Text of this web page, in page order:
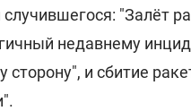
"Залёт
недавнему
сторону", и сбитие